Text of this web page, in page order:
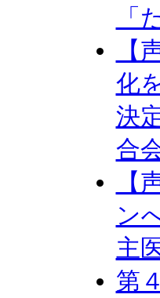
「
【
化
決
合
【
ン
主
第